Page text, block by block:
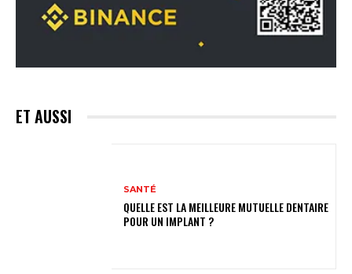
ET AUSSI
SANTÉ
QUELLE EST LA MEILLEURE MUTUELLE DENTAIRE
POUR UN IMPLANT ?